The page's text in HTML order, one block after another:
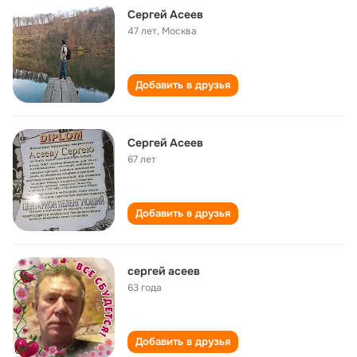
Сергей Асеев
47 лет, Москва
Добавить в друзья
Сергей Асеев
67 лет
Добавить в друзья
сергей асеев
63 года
Добавить в друзья